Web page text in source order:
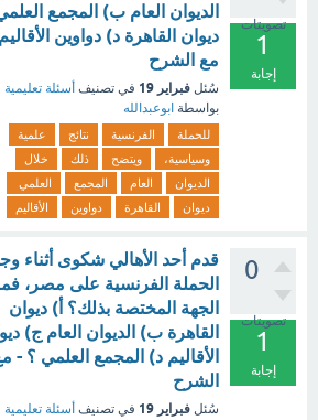
تصويتات
1
إجابة
الديوان العام ب) المجمع
ديوان القاهرة د) دواوين
مع الشرح
سُئل فبراير 19 في تصنيف أسئلة تعليمية
بواسطة ابوعبدالله
للحملة الفرنسية نتائج
علمية
وسياسية،
ويتضح ذلك
خلال
الديوان
العام المجمع
العلمي
ديوان
القاهرة دواوين الأقاليم
0
تصويتات
1
إجابة
قدم أحد الأهالي شكوى أثناء
الحملة الفرنسية على مصر،
الجهة المختصة بذلك؟ أ) ديوان
القاهرة ب) الديوان العام ج)
الأقاليم د) المجمع العلمي ؟ -
الشرح
سُئل فبراير 19 في تصنيف أسئلة تعليمية